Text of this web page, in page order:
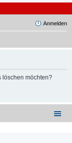
Anmelden
löschen möchten?